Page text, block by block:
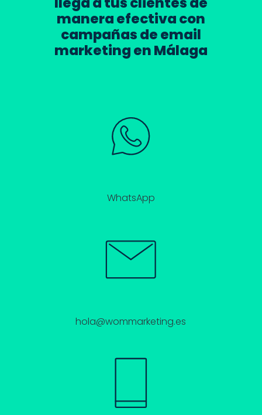
manera efectiva con
campañas de email
marketing en Málaga
WhatsApp
hola@wommarketing.es